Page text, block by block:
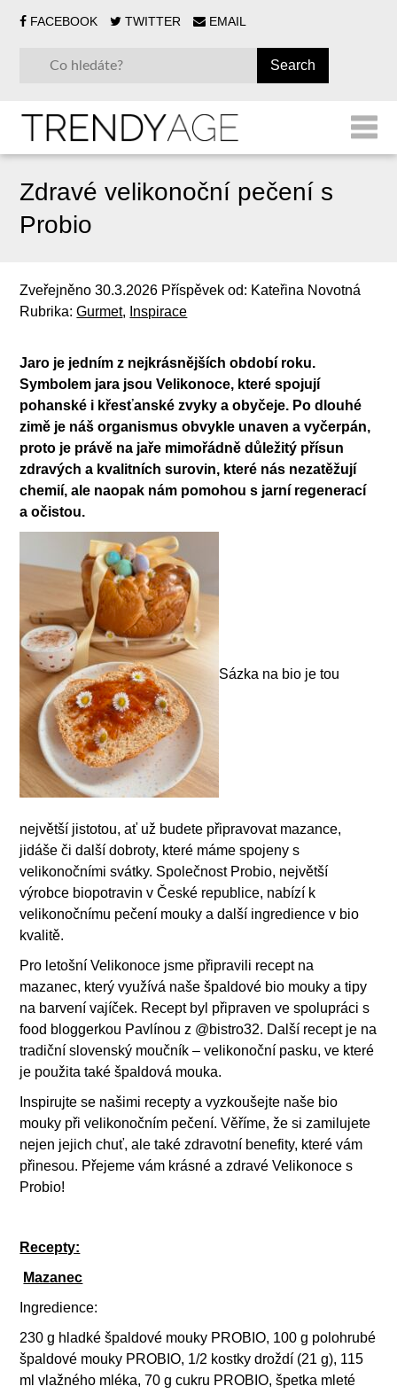
FACEBOOK TWITTER EMAIL
Zdravé velikonoční pečení s
Probio
Zveřejněno30.3.2026 Příspěvek od: Kateřina Novotná
Rubrika:Gurmet, Inspirace
Jaro je jedním z nejkrásnějších období roku.
Symbolem jara jsou Velikonoce, které spojují
pohanské i křesťanské zvyky a obyčeje. Po dlouhé
zimě je náš organismus obvykle unaven a vyčerpán,
proto je právě na jaře mimořádně důležitý přísun
zdravých a kvalitních surovin, které nás nezatěžují
chemií, ale naopak nám pomohou s jarní regenerací
a očistou.
Sázka na bio je tou
největší jistotou, ať už budete připravovat mazance,
jidáše či další dobroty, které máme spojeny s
velikonočními svátky. Společnost Probio, největší
výrobce biopotravin v České republice, nabízí k
velikonočnímu pečení mouky a další ingredience v bio
kvalitě.
Pro letošní Velikonoce jsme připravili recept na
mazanec, který využívá naše špaldové bio mouky a tipy
na barvení vajíček. Recept byl připraven ve spolupráci s
food bloggerkou Pavlínou z @bistro32. Další recept je na
tradiční slovenský moučník – velikonoční pasku, ve které
je použita také špaldová mouka.
Inspirujte se našimi recepty a vyzkoušejte naše bio
mouky při velikonočním pečení. Věříme, že si zamilujete
nejen jejich chuť, ale také zdravotní benefity, které vám
přinesou. Přejeme vám krásné a zdravé Velikonoce s
Probio!
Recepty:
Mazanec
Ingredience:
230 g hladké špaldové mouky PROBIO, 100 g polohrubé
špaldové mouky PROBIO, 1/2 kostky droždí (21 g), 115
ml vlažného mléka, 70 g cukru PROBIO, špetka mleté